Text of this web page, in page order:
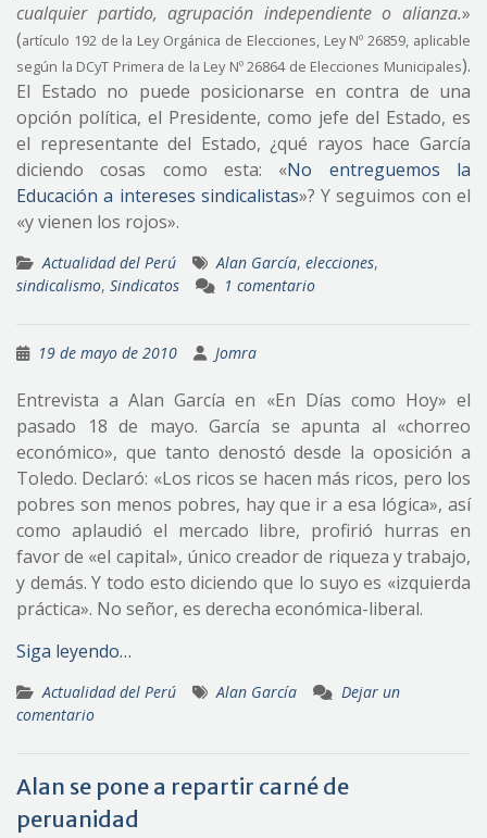
cualquier partido, agrupación independiente o alianza.»
(artículo 192 de la Ley Orgánica de Elecciones, Ley Nº 26859, aplicable
según la DCyT Primera de la Ley Nº 26864 de Elecciones Municipales).
El Estado no puede posicionarse en contra de una
opción política, el Presidente, como jefe del Estado, es
el representante del Estado, ¿qué rayos hace García
diciendo cosas como esta: «No entreguemos la
Educación a intereses sindicalistas»? Y seguimos con el
«y vienen los rojos».
Actualidad del Perú Alan García, elecciones,
sindicalismo, Sindicatos 1 comentario
19 de mayo de 2010 Jomra
Entrevista a Alan García en «En Días como Hoy» el
pasado 18 de mayo. García se apunta al «chorreo
económico», que tanto denostó desde la oposición a
Toledo. Declaró: «Los ricos se hacen más ricos, pero los
pobres son menos pobres, hay que ir a esa lógica», así
como aplaudió el mercado libre, profirió hurras en
favor de «el capital», único creador de riqueza y trabajo,
y demás. Y todo esto diciendo que lo suyo es «izquierda
práctica». No señor, es derecha económica-liberal.
Siga leyendo…
Actualidad del Perú Alan García
Dejar un
comentario
Alan se pone a repartir carné de
peruanidad